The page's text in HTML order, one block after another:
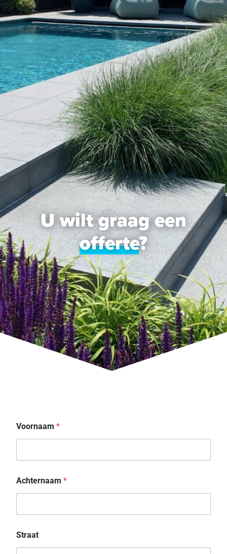
Promoties
Webshop
Brochure
Vraag offerte
Contacteer ons
U wilt graag een
offerte?
Voornaam *
Achternaam *
Straat